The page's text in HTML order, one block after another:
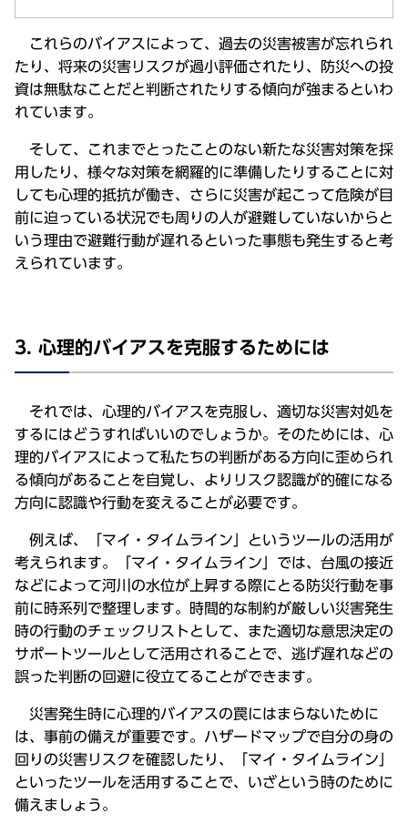
これらのバイアスによって、過去の災害被害が忘れられ
たり、将来の災害リスクが過小評価されたり、防災への投
資は無駄なことだと判断されたりする傾向が強まるといわ
れています。
そして、これまでとったことのない新たな災害対策を採
用したり、様々な対策を網羅的に準備したりすることに対
しても心理的抵抗が働き、さらに災害が起こって危険が目
前に迫っている状況でも周りの人が避難していないからと
いう理由で避難行動が遅れるといった事態も発生すると考
えられています。
3. 心理的バイアスを克服するためには
それでは、心理的バイアスを克服し、適切な災害対処を
するにはどうすればいいのでしょうか。そのためには、心
理的バイアスによって私たちの判断がある方向に歪められ
る傾向があることを自覚し、よりリスク認識が的確になる
方向に認識や行動を変えることが必要です。
例えば、「マイ・タイムライン」というツールの活用が
考えられます。「マイ・タイムライン」では、台風の接近
などによって河川の水位が上昇する際にとる防災行動を事
前に時系列で整理します。時間的な制約が厳しい災害発生
時の行動のチェックリストとして、また適切な意思決定の
サポートツールとして活用されることで、逃げ遅れなどの
誤った判断の回避に役立てることができます。
災害発生時に心理的バイアスの罠にはまらないために
は、事前の備えが重要です。ハザードマップで自分の身の
回りの災害リスクを確認したり、「マイ・タイムライン」
といったツールを活用することで、いざという時のために
備えましょう。